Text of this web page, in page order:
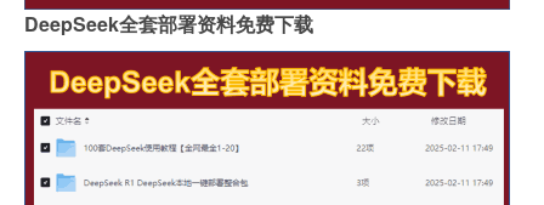
DeepSeek全套部署资料免费下载